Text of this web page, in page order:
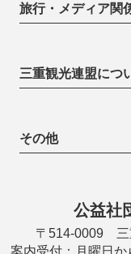
旅行・メディア関
三重観光連盟につ
その他
公益社
〒514-0009 三
案内受付：月曜日